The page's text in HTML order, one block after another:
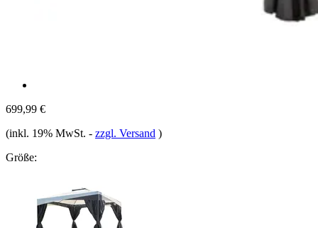
699,99 €
(inkl. 19% MwSt. - zzgl. Versand )
Größe: